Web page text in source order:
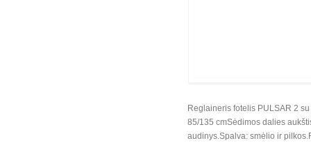
Reglaineris fotelis PULSAR 2
85/135 cmSėdimos dalies
audinys.Spalva: smėlio ir